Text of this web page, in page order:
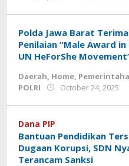
Polda Jawa Barat
Penilaian “Male Award
UN HeForShe
Daerah, Home,
POLRI
October 24, 2025
Dana PIP
Bantuan Pendidikan
Dugaan Korupsi, SDN
Terancam Sanksi